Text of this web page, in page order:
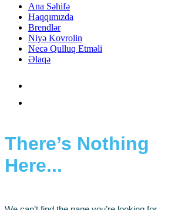
Ana Səhifə
Haqqımızda
Brendlər
Niyə Kovrolin
Necə Qulluq Etməli
Əlaqə
There’s Nothing
Here...